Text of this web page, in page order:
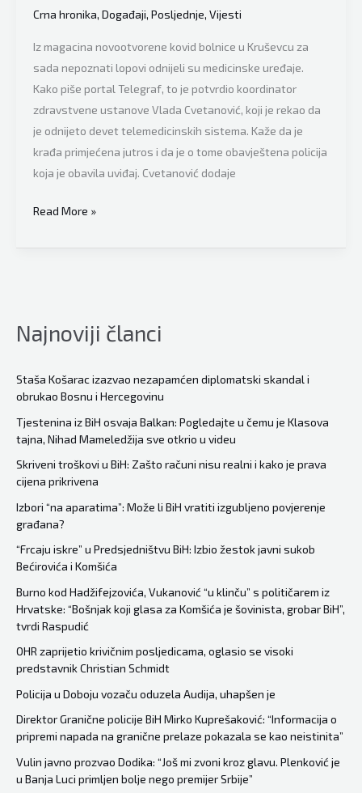
Crna hronika, Događaji, Posljednje, Vijesti
Iz magacina novootvorene kovid bolnice u Kruševcu za
sada nepoznati lopovi odnijeli su medicinske uređaje.
Kako piše portal Telegraf, to je potvrdio koordinator
zdravstvene ustanove Vlada Cvetanović, koji je rekao da
je odnijeto devet telemedicinskih sistema. Kaže da je
krađa primjećena jutros i da je o tome obavještena policija
koja je obavila uviđaj. Cvetanović dodaje
Opljačkana
bolnica,
Read More »
Najnoviji članci
Staša Košarac izazvao nezapamćen diplomatski skandal i
obrukao Bosnu i Hercegovinu
Tjestenina iz BiH osvaja Balkan: Pogledajte u čemu je Klasova
tajna, Nihad Mameledžija sve otkrio u videu
Skriveni troškovi u BiH: Zašto računi nisu realni i kako je prava
cijena prikrivena
Izbori “na aparatima”: Može li BiH vratiti izgubljeno povjerenje
građana?
“Frcaju iskre” u Predsjedništvu BiH: Izbio žestok javni sukob
Bećirovića i Komšića
Burno kod Hadžifejzovića, Vukanović “u klinču” s političarem iz
Hrvatske: “Bošnjak koji glasa za Komšića je šovinista, grobar BiH”,
tvrdi Raspudić
OHR zaprijetio krivičnim posljedicama, oglasio se visoki
predstavnik Christian Schmidt
Policija u Doboju vozaču oduzela Audija, uhapšen je
Direktor Granične policije BiH Mirko Kuprešaković: “Informacija o
pripremi napada na granične prelaze pokazala se kao neistinita”
Vulin javno prozvao Dodika: “Još mi zvoni kroz glavu. Plenković je
u Banja Luci primljen bolje nego premijer Srbije”